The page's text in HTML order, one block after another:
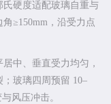
硬度适配玻璃自重与
≥150mm，沿受力点
中、垂直受力均匀，
玻璃四周预留 10–
风压冲击。